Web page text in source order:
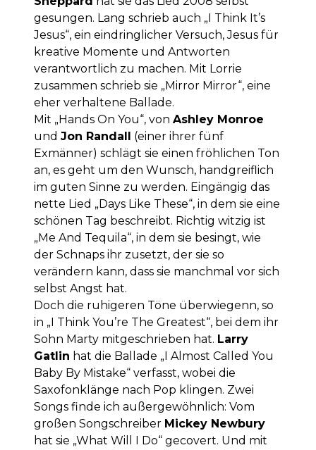
gesungen. Lang schrieb auch „I Think It’s
Jesus“, ein eindringlicher Versuch, Jesus für
kreative Momente und Antworten
verantwortlich zu machen. Mit Lorrie
zusammen schrieb sie „Mirror Mirror“, eine
eher verhaltene Ballade.
Mit „Hands On You“, von Ashley Monroe
und Jon Randall (einer ihrer fünf
Exmänner) schlägt sie einen fröhlichen Ton
an, es geht um den Wunsch, handgreiflich
im guten Sinne zu werden. Eingängig das
nette Lied „Days Like These“, in dem sie eine
schönen Tag beschreibt. Richtig witzig ist
„Me And Tequila“, in dem sie besingt, wie
der Schnaps ihr zusetzt, der sie so
verändern kann, dass sie manchmal vor sich
selbst Angst hat.
Doch die ruhigeren Töne überwiegenn, so
in „I Think You’re The Greatest“, bei dem ihr
Sohn Marty mitgeschrieben hat. Larry
Gatlin hat die Ballade „I Almost Called You
Baby By Mistake“ verfasst, wobei die
Saxofonklänge nach Pop klingen. Zwei
Songs finde ich außergewöhnlich: Vom
großen Songschreiber Mickey Newbury
hat sie „What Will I Do“ gecovert. Und mit